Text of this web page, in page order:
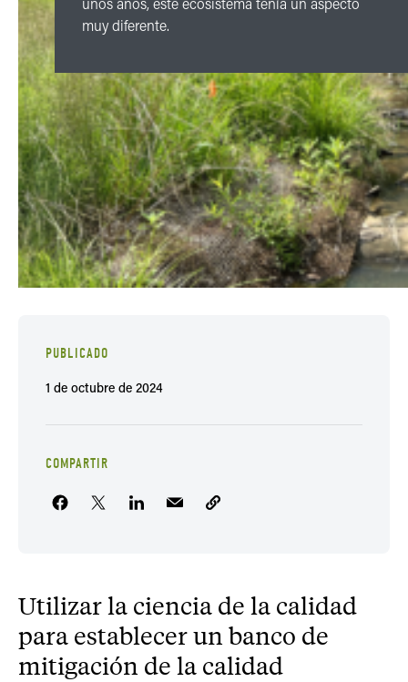
muy diferente.
PUBLICADO
1 de octubre de 2024
COMPARTIR
Utilizar la ciencia de la calidad
para establecer un banco de
mitigación de la calidad